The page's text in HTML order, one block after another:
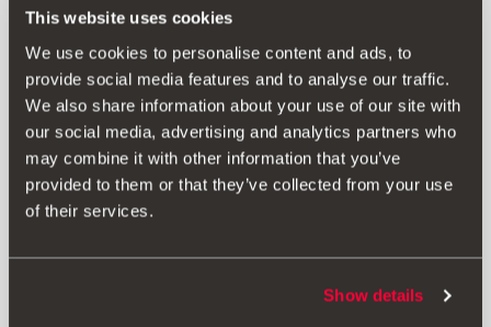
This website uses cookies
We use cookies to personalise content and ads, to
provide social media features and to analyse our traffic.
We also share information about your use of our site with
our social media, advertising and analytics partners who
may combine it with other information that you’ve
provided to them or that they’ve collected from your use
of their services.
Show details
000071129R
Rozkládací nosič lyží a snowboardu
8706.00 Kč
Přejít na produkt